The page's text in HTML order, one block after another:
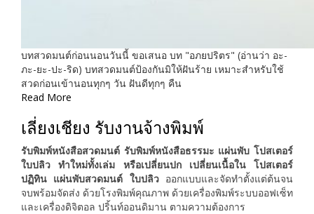
บทสวดมนต์ก่อนนอนวันนี้ ขอเสนอ บท "อภยปริตร" (อ่านว่า อะ-
ภะ-ยะ-ปะ-ริด) บทสวดมนต์ป้องกันมิให้ฝันร้าย เหมาะสำหรับใช้
สวดก่อนเข้านอนทุกๆ วัน ฝันดีทุกๆ คืน
Read More
เลี่ยงเชียง รับงานจ้างพิมพ์
รับพิมพ์หนังสือสวดมนต์ รับพิมพ์หนังสือธรรมะ แผ่นพับ โปสเตอร์
ใบปลิว ทำใหม่ทั้งเล่ม หรือเปลี่ยนปก เปลี่ยนเนื้อใน โปสเตอร์
ปฏิทิน แผ่นพับสวดมนต์ ใบปลิว ออกแบบและจัดทำตั้งแต่ต้นจน
จบพร้อมจัดส่ง ด้วยโรงพิมพ์คุณภาพ ด้วยเครื่องพิมพ์ระบบออฟเซ็ท
และเครื่องดิจิตอล ปริ้นท์ออนดิมาน ตามความต้องการ